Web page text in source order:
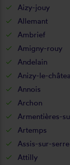
Aizy-jouy
Allemant
Ambrief
Amigny-rouy
Andelain
Anizy-le-
Annois
Archon
Armentières-
Artemps
Assis-sur-serre
Attilly